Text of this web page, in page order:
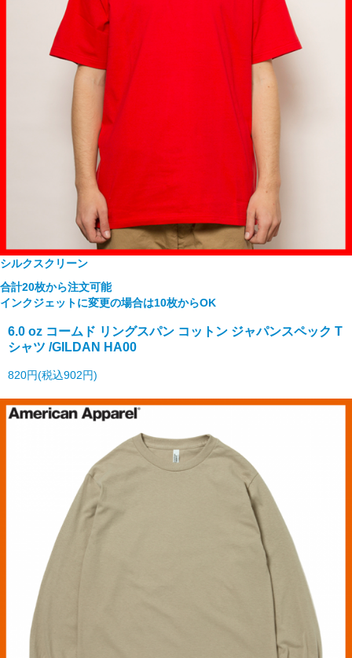
シルクスクリーン
合計20枚から注文可能
インクジェットに変更の場合は10枚からOK
6.0 oz コームド リングスパン コットン ジャパンスペック T
シャツ /GILDAN HA00
820円(税込902円)